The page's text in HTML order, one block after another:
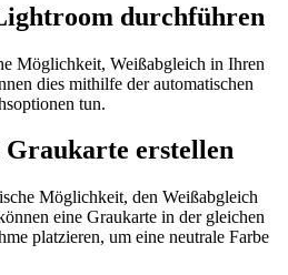
durchführen
Möglichkeit, Weißabgleich in Ihren
dies mithilfe der automatischen
tun.
erstellen
Möglichkeit, den Weißabgleich
eine Graukarte in der gleichen
platzieren, um eine neutrale Farbe